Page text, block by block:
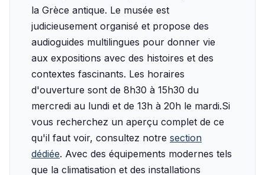
la Grèce antique. Le musée est
judicieusement organisé et propose des
audioguides multilingues pour donner vie
aux expositions avec des histoires et des
contextes fascinants. Les horaires
d'ouverture sont de 8h30 à 15h30 du
mercredi au lundi et de 13h à 20h le mardi.‍Si
vous recherchez un aperçu complet de ce
qu'il faut voir, consultez notre section
dédiée. Avec des équipements modernes tels
que la climatisation et des installations